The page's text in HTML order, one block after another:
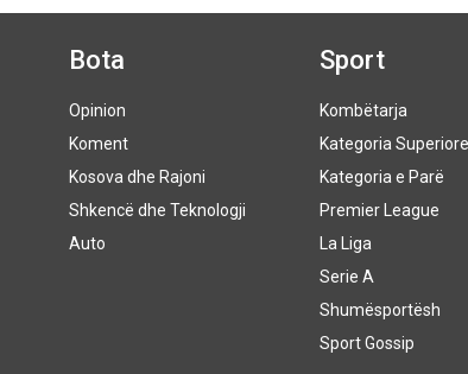
Bota
Opinion
Koment
Kosova dhe Rajoni
Shkencë dhe Teknologji
Auto
Sport
Kombëtarja
Kategoria Superiore
Kategoria e Parë
Premier League
La Liga
Serie A
Shumësportësh
Sport Gossip